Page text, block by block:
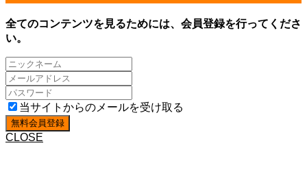
全てのコンテンツを見るためには、会員登録を行ってくださ
い。
当サイトからのメールを受け取る
CLOSE